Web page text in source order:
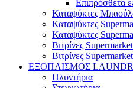
Επιπρόσθετα
Καταψύκτες
Καταψύκτες
Καταψύκτες
Βιτρίνες
Βιτρίνες
ΕΞΟΠΛΙΣΜΟΣ
Πλυντήρια